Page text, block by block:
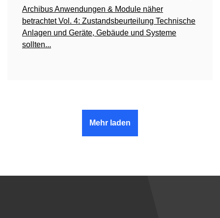
Archibus Anwendungen & Module näher
betrachtet Vol. 4: Zustandsbeurteilung Technische
Anlagen und Geräte, Gebäude und Systeme
sollten...
Mehr laden